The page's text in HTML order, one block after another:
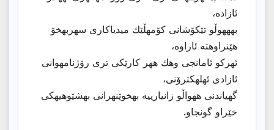
ئازاده،
بهههوڵو تێكۆشانی كۆمهڵێك میدیاكاری سهربهخۆ
هێنراوهته ئاراوه،
ئهركو ئامانجی وهك ههر كارێكی تری رۆژنامهوانی
ئازادی ئهلهكترۆنی،
گهیاندنی ههواڵو زانیارییه بهخوێنهرانی بهشێوهیهكی
خێراو گونجاو.